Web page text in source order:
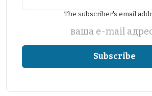
The subscriber's email
ваша е-mail